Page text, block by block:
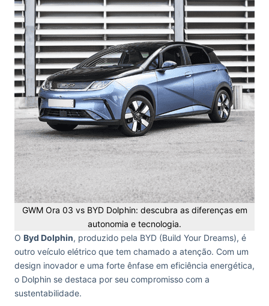
GWM Ora 03 vs BYD Dolphin: descubra as diferenças em
autonomia e tecnologia.
O Byd Dolphin, produzido pela BYD (Build Your Dreams), é
outro veículo elétrico que tem chamado a atenção. Com um
design inovador e uma forte ênfase em eficiência energética,
o Dolphin se destaca por seu compromisso com a
sustentabilidade.